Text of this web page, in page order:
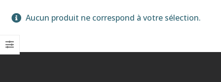
Aucun produit ne correspond à votre sélection.